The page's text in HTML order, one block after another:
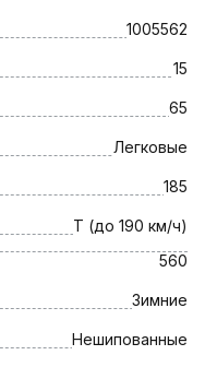
1005562
15
65
Легковые
185
T (до 190 км/ч)
560
Зимние
Нешипованные